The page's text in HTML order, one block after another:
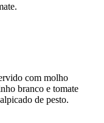
com molho
branco e tomate
de pesto.